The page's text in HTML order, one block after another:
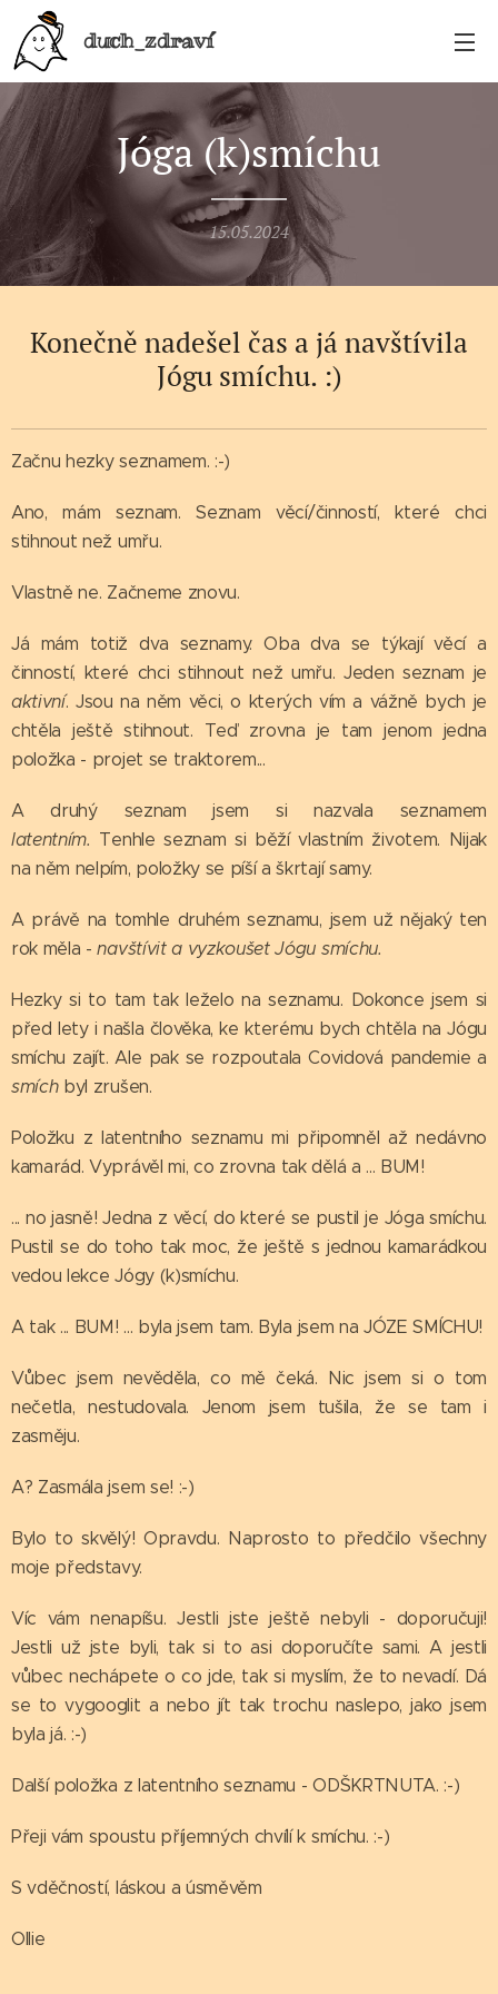
duch_zdraví
Jóga (k)smíchu
15.05.2024
Konečně nadešel čas a já navštívila
Jógu smíchu. :)
Začnu hezky seznamem. :-)
Ano, mám seznam. Seznam věcí/činností, které chci
stihnout než umřu.
Vlastně ne. Začneme znovu.
Já mám totiž dva seznamy. Oba dva se týkají věcí a
činností, které chci stihnout než umřu. Jeden seznam je
aktivní. Jsou na něm věci, o kterých vím a vážně bych je
chtěla ještě stihnout. Teď zrovna je tam jenom jedna
položka - projet se traktorem...
A druhý seznam jsem si nazvala seznamem
latentním. Tenhle seznam si běží vlastním životem. Nijak
na něm nelpím, položky se píší a škrtají samy.
A právě na tomhle druhém seznamu, jsem už nějaký ten
rok měla -navštívit a vyzkoušet Jógu smíchu.
Hezky si to tam tak leželo na seznamu. Dokonce jsem si
před lety i našla člověka, ke kterému bych chtěla na Jógu
smíchu zajít. Ale pak se rozpoutala Covidová pandemie a
smíchbyl zrušen.
Položku z latentního seznamu mi připomněl až nedávno
kamarád. Vyprávěl mi, co zrovna tak dělá a ... BUM!
... no jasně! Jedna z věcí, do které se pustil je Jóga smíchu.
Pustil se do toho tak moc, že ještě s jednou kamarádkou
vedou lekce Jógy (k)smíchu.
A tak ... BUM! ... byla jsem tam. Byla jsem na JÓZE SMÍCHU!
Vůbec jsem nevěděla, co mě čeká. Nic jsem si o tom
nečetla, nestudovala. Jenom jsem tušila, že se tam i
zasměju.
A? Zasmála jsem se! :-)
Bylo to skvělý! Opravdu. Naprosto to předčilo všechny
moje představy.
Víc vám nenapíšu. Jestli jste ještě nebyli - doporučuji!
Jestli už jste byli, tak si to asi doporučíte sami. A jestli
vůbec nechápete o co jde, tak si myslím, že to nevadí. Dá
se to vygooglit a nebo jít tak trochu naslepo, jako jsem
byla já. :-)
Další položka z latentního seznamu - ODŠKRTNUTA. :-)
Přeji vám spoustu příjemných chvílí k smíchu. :-)
S vděčností, láskou a úsměvěm
Ollie